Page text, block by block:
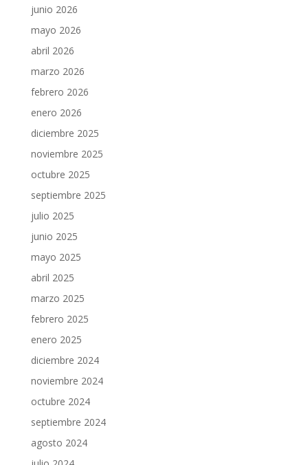
junio 2026
mayo 2026
abril 2026
marzo 2026
febrero 2026
enero 2026
diciembre 2025
noviembre 2025
octubre 2025
septiembre 2025
julio 2025
junio 2025
mayo 2025
abril 2025
marzo 2025
febrero 2025
enero 2025
diciembre 2024
noviembre 2024
octubre 2024
septiembre 2024
agosto 2024